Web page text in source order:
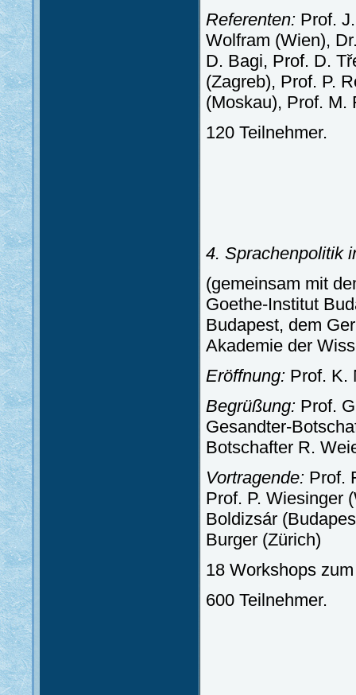
Referenten: Prof.
Wolfram (Wien),
D. Bagi, Prof. D.
(Zagreb), Prof. P.
(Moskau), Prof. M.
120 Teilnehmer.
4. Sprachenpolitik
(gemeinsam mit
Goethe-Institut
Budapest, dem
Akademie der
Eröffnung: Prof. K.
Begrüßung: Prof.
Gesandter-
Botschafter R.
Vortragende: Prof.
Prof. P. Wiesinger
Boldizsár
Burger (Zürich)
18 Workshops
600 Teilnehmer.